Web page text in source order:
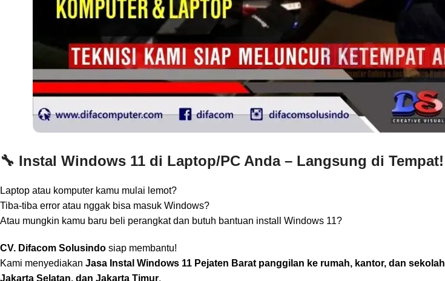
🔧 Instal Windows 11 di Laptop/PC Anda – Langsung di Tempat!
Laptop atau komputer kamu mulai lemot?
Tiba-tiba error atau nggak bisa masuk Windows?
Atau mungkin kamu baru beli perangkat dan butuh bantuan install Windows 11?
CV. Difacom Solusindo siap membantu!
Kami menyediakan Jasa Instal Windows 11 Pejaten Barat panggilan ke rumah, kantor, dan sekolah
Jakarta Selatan, dan Jakarta Timur.